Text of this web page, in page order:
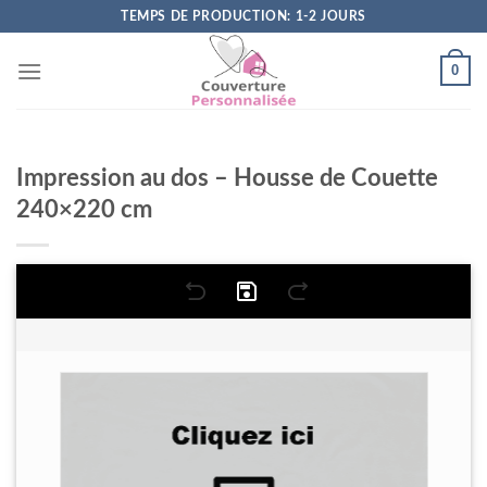
content
TEMPS DE PRODUCTION: 1-2 JOURS
0
Impression au dos – Housse de Couette
240×220 cm